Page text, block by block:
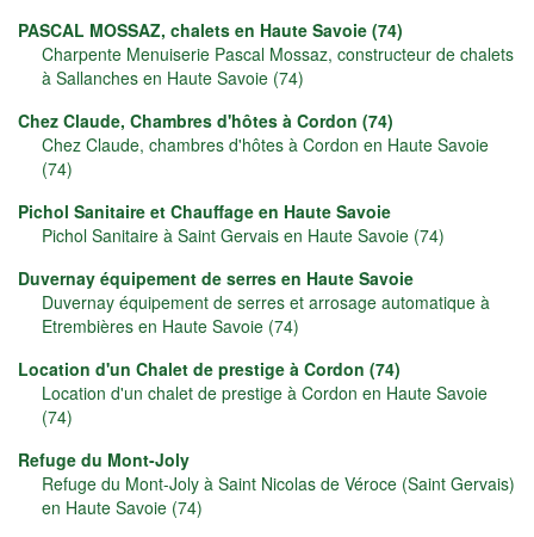
PASCAL MOSSAZ, chalets en Haute Savoie (74)
Charpente Menuiserie Pascal Mossaz, constructeur de chalets
à Sallanches en Haute Savoie (74)
Chez Claude, Chambres d'hôtes à Cordon (74)
Chez Claude, chambres d'hôtes à Cordon en Haute Savoie
(74)
Pichol Sanitaire et Chauffage en Haute Savoie
Pichol Sanitaire à Saint Gervais en Haute Savoie (74)
Duvernay équipement de serres en Haute Savoie
Duvernay équipement de serres et arrosage automatique à
Etrembières en Haute Savoie (74)
Location d'un Chalet de prestige à Cordon (74)
Location d'un chalet de prestige à Cordon en Haute Savoie
(74)
Refuge du Mont-Joly
Refuge du Mont-Joly à Saint Nicolas de Véroce (Saint Gervais)
en Haute Savoie (74)